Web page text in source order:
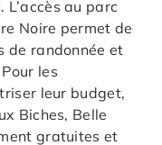
au parc
Noire permet de
de randonnée et
les
leur budget,
Biches, Belle
gratuites et